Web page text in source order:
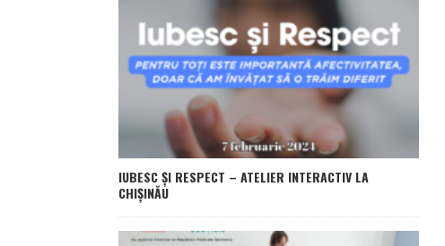
IUBESC ȘI RESPECT – ATELIER INTERACTIV LA
CHIȘINĂU